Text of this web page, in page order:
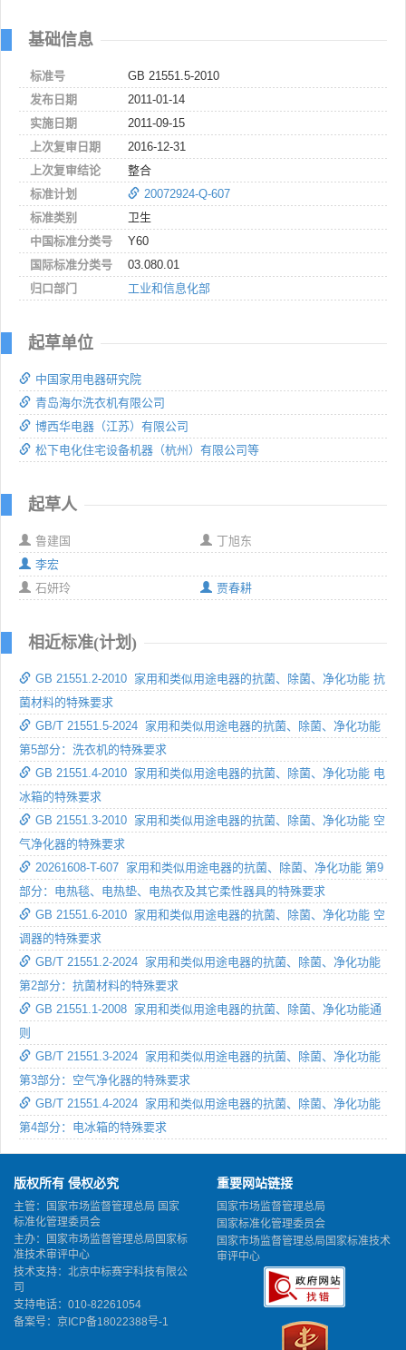
基础信息
标准号
GB 21551.5-2010
发布日期
2011-01-14
实施日期
2011-09-15
上次复审日期
2016-12-31
上次复审结论
整合
标准计划
20072924-Q-607
标准类别
卫生
中国标准分类号
Y60
国际标准分类号
03.080.01
归口部门
工业和信息化部
起草单位
中国家用电器研究院
青岛海尔洗衣机有限公司
博西华电器（江苏）有限公司
松下电化住宅设备机器（杭州）有限公司等
起草人
鲁建国
丁旭东
李宏
石妍玲
贾春耕
相近标准(计划)
GB 21551.2-2010 家用和类似用途电器的抗菌、除菌、净化功能 抗
菌材料的特殊要求
GB/T 21551.5-2024 家用和类似用途电器的抗菌、除菌、净化功能
第5部分：洗衣机的特殊要求
GB 21551.4-2010 家用和类似用途电器的抗菌、除菌、净化功能 电
冰箱的特殊要求
GB 21551.3-2010 家用和类似用途电器的抗菌、除菌、净化功能 空
气净化器的特殊要求
20261608-T-607 家用和类似用途电器的抗菌、除菌、净化功能 第9
部分：电热毯、电热垫、电热衣及其它柔性器具的特殊要求
GB 21551.6-2010 家用和类似用途电器的抗菌、除菌、净化功能 空
调器的特殊要求
GB/T 21551.2-2024 家用和类似用途电器的抗菌、除菌、净化功能
第2部分：抗菌材料的特殊要求
GB 21551.1-2008 家用和类似用途电器的抗菌、除菌、净化功能通
则
GB/T 21551.3-2024 家用和类似用途电器的抗菌、除菌、净化功能
第3部分：空气净化器的特殊要求
GB/T 21551.4-2024 家用和类似用途电器的抗菌、除菌、净化功能
第4部分：电冰箱的特殊要求
版权所有 侵权必究
主管：国家市场监督管理总局 国家
标准化管理委员会
主办：国家市场监督管理总局国家标
准技术审评中心
技术支持：北京中标赛宇科技有限公
司
支持电话：010-82261054
备案号： 京ICP备18022388号-1
重要网站链接
国家市场监督管理总局
国家标准化管理委员会
国家市场监督管理总局国家标准技术
审评中心